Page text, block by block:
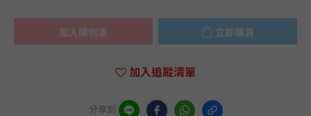
加入購物車 立即購買
加入追蹤清單
分享到